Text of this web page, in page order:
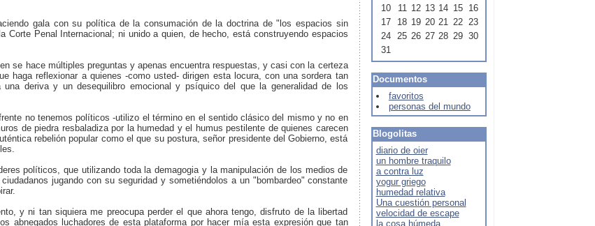
gala con su política de la consumación de la doctrina de "los espacios sin
Corte Penal Internacional; ni unido a quien, de hecho, está construyendo espacios
se hace múltiples preguntas y apenas encuentra respuestas, y casi con la certeza
haga reflexionar a quienes -como usted- dirigen esta locura, con una sordera tan
deriva y un desequilibro emocional y psíquico del que la generalidad de los
no tenemos políticos -utilizo el término en el sentido clásico del mismo y no en
de piedra resbaladiza por la humedad y el humus pestilente de quienes carecen
rebelión popular como el que su postura, señor presidente del Gobierno, está
políticos, que utilizando toda la demagogia y la manipulación de los medios de
jugando con su seguridad y sometiéndolos a un "bombardeo" constante
y ni tan siquiera me preocupa perder el que ahora tengo, disfruto de la libertad
abnegados luchadores de esta plataforma por hacer mía esta expresión que tan
10
11 12 13 14 15
16
17
18 19 20 21 22 23
24
25 26 27 28 29 30
31
Documentos
favoritos
personas del mundo
Blogolitas
diario de oier
un hombre traquilo
a contra luz
yogur griego
humedad relativa
Una cuestión personal
velocidad de escape
la cosa húmeda